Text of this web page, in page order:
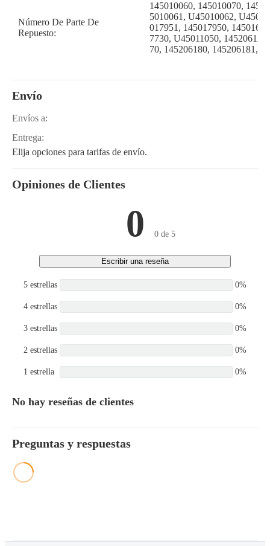
Número De Parte De
Repuesto:
145010060, 145010070,
5010061, U45010062,
017951, 145017950,
7730, U45011050,
70, 145206180, 145206181,
Envío
Envíos a:
Entrega:
Elija opciones para tarifas de envío.
Opiniones de Clientes
0 0 de 5
Escribir una reseña
5 estrellas 0%
4 estrellas 0%
3 estrellas 0%
2 estrellas 0%
1 estrella 0%
No hay reseñas de clientes
Preguntas y respuestas